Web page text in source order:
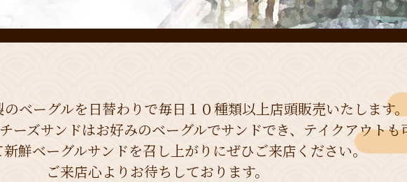
ベーグルを日替わりで毎日１０種類以上店頭販売いたします。
ーズサンドはお好みのベーグルでサンドでき、テイクアウトも
新鮮ベーグルサンドを召し上がりにぜひご来店ください。
ご来店心よりお待ちしております。